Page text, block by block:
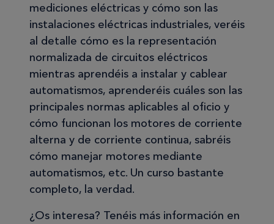
mediciones eléctricas y cómo son las
instalaciones eléctricas industriales, veréis
al detalle cómo es la representación
normalizada de circuitos eléctricos
mientras aprendéis a instalar y cablear
automatismos, aprenderéis cuáles son las
principales normas aplicables al oficio y
cómo funcionan los motores de corriente
alterna y de corriente continua, sabréis
cómo manejar motores mediante
automatismos, etc. Un curso bastante
completo, la verdad.
¿Os interesa? Tenéis más información en